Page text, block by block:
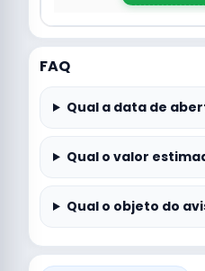
FAQ
Qual a data de
Qual o valor
Qual o objeto do